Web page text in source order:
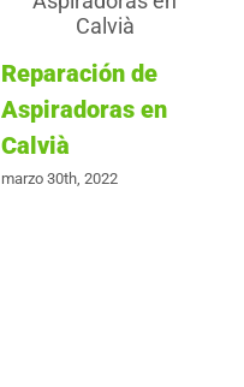
Reparación de
Aspiradoras en
Calvià
marzo 30th, 2022